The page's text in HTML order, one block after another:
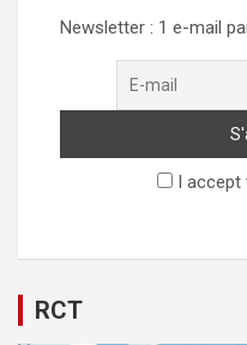
Newsletter : 1 e-mail
I accept
RCT